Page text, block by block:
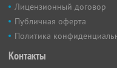
Лицензионный договор
Публичная оферта
Политика
Контакты